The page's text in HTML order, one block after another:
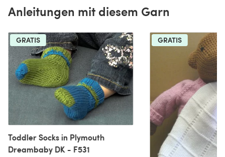
Anleitungen mit diesem Garn
GRATIS
Toddler Socks in Plymouth
Dreambaby DK - F531
GRATIS